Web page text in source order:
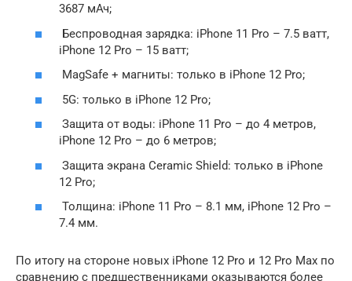
3687 мАч;
Беспроводная зарядка: iPhone 11 Pro – 7.5 ватт,
iPhone 12 Pro – 15 ватт;
MagSafe + магниты: только в iPhone 12 Pro;
5G: только в iPhone 12 Pro;
Защита от воды: iPhone 11 Pro – до 4 метров,
iPhone 12 Pro – до 6 метров;
Защита экрана Ceramic Shield: только в iPhone
12 Pro;
Толщина: iPhone 11 Pro – 8.1 мм, iPhone 12 Pro –
7.4 мм.
По итогу на стороне новых iPhone 12 Pro и 12 Pro Max по
сравнению с предшественниками оказываются более